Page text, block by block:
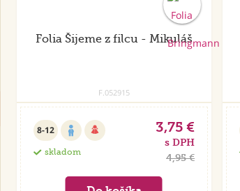
Folia Šijeme z filcu - Mikuláš
F.052915
8-12
skladom
3,75 €
s DPH
4,95 €